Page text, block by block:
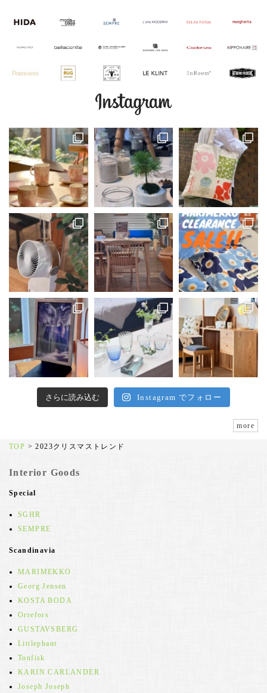
さらに読み込む Instagram でフォロー
more
TOP >2023クリスマストレンド
Interior Goods
Special
SGHR
SEMPRE
Scandinavia
MARIMEKKO
Georg Jensen
KOSTA BODA
Orrefors
GUSTAVSBERG
Littlephant
Tonfisk
KARIN CARLANDER
Joseph Joseph